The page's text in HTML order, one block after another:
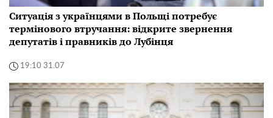
Ситуація з українцями в Польщі потребує
термінового втручання: відкрите звернення
депутатів і правників до Лубінця
19:10 31.07